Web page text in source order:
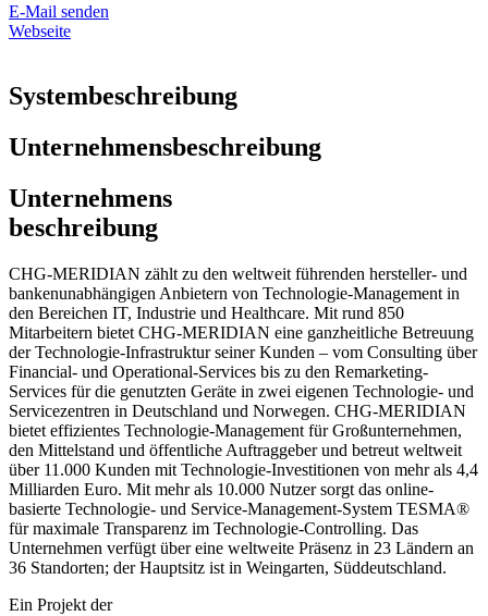
E-Mail senden
Webseite
Systembeschreibung
Unternehmensbeschreibung
Unternehmens
beschreibung
CHG-MERIDIAN zählt zu den weltweit führenden hersteller- und
bankenunabhängigen Anbietern von Technologie-Management in
den Bereichen IT, Industrie und Healthcare. Mit rund 850
Mitarbeitern bietet CHG-MERIDIAN eine ganzheitliche Betreuung
der Technologie-Infrastruktur seiner Kunden – vom Consulting über
Financial- und Operational-Services bis zu den Remarketing-
Services für die genutzten Geräte in zwei eigenen Technologie- und
Servicezentren in Deutschland und Norwegen. CHG-MERIDIAN
bietet effizientes Technologie-Management für Großunternehmen,
den Mittelstand und öffentliche Auftraggeber und betreut weltweit
über 11.000 Kunden mit Technologie-Investitionen von mehr als 4,4
Milliarden Euro. Mit mehr als 10.000 Nutzer sorgt das online-
basierte Technologie- und Service-Management-System TESMA®
für maximale Transparenz im Technologie-Controlling. Das
Unternehmen verfügt über eine weltweite Präsenz in 23 Ländern an
36 Standorten; der Hauptsitz ist in Weingarten, Süddeutschland.
Ein Projekt der